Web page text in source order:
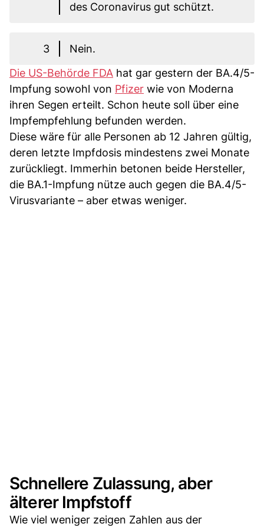
des Coronavirus gut schützt.
3
Nein.
Die US-Behörde FDA hat gar gestern der BA.4/5-
Impfung sowohl von Pfizer wie von Moderna
ihren Segen erteilt. Schon heute soll über eine
Impfempfehlung befunden werden.
Diese wäre für alle Personen ab 12 Jahren gültig,
deren letzte Impfdosis mindestens zwei Monate
zurückliegt. Immerhin betonen beide Hersteller,
die BA.1-Impfung nütze auch gegen die BA.4/5-
Virusvariante – aber etwas weniger.
Schnellere Zulassung, aber
älterer Impfstoff
Wie viel weniger zeigen Zahlen aus der